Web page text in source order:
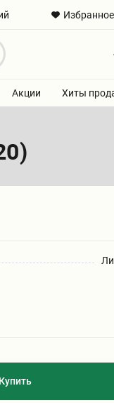
Избранное
Найти
Акции Хиты
Купить